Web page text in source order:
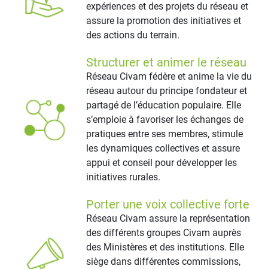
expériences et des projets du réseau et
assure la promotion des initiatives et
des actions du terrain.
Structurer et animer le réseau
Réseau Civam fédère et anime la vie du
réseau autour du principe fondateur et
partagé de l’éducation populaire. Elle
s’emploie à favoriser les échanges de
pratiques entre ses membres, stimule
les dynamiques collectives et assure
appui et conseil pour développer les
initiatives rurales.
Porter une voix collective forte
Réseau Civam assure la représentation
des différents groupes Civam auprès
des Ministères et des institutions. Elle
siège dans différentes commissions,